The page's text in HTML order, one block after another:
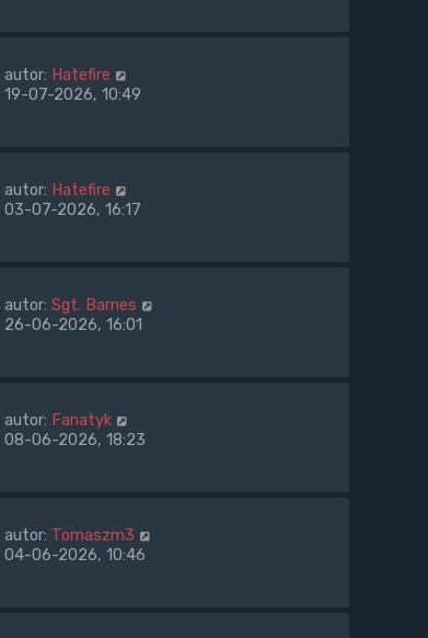
autor: Hatefire
19-07-2026, 10:49
autor: Hatefire
03-07-2026, 16:17
autor: Sgt. Barnes
26-06-2026, 16:01
autor: Fanatyk
08-06-2026, 18:23
autor: Tomaszm3
04-06-2026, 10:46